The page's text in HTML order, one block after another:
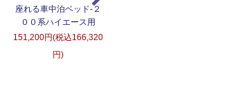
座れる車中泊ベッド-２
００系ハイエース用
151,200円(税込166,320
円)